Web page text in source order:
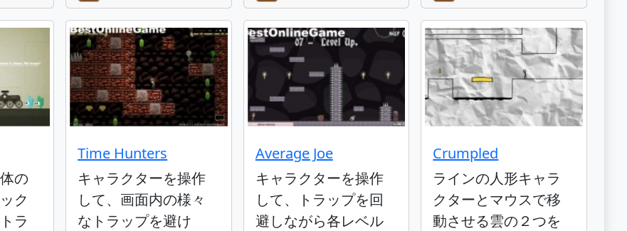
の
ク
ラ
Time Hunters
キャラクターを操作
して、画面内の様々
なトラップを避け
Average Joe
キャラクターを操作
して、トラップを回
避しながら各レベル
Crumpled
ラインの人形キャラ
クターとマウスで移
動させる雲の２つを